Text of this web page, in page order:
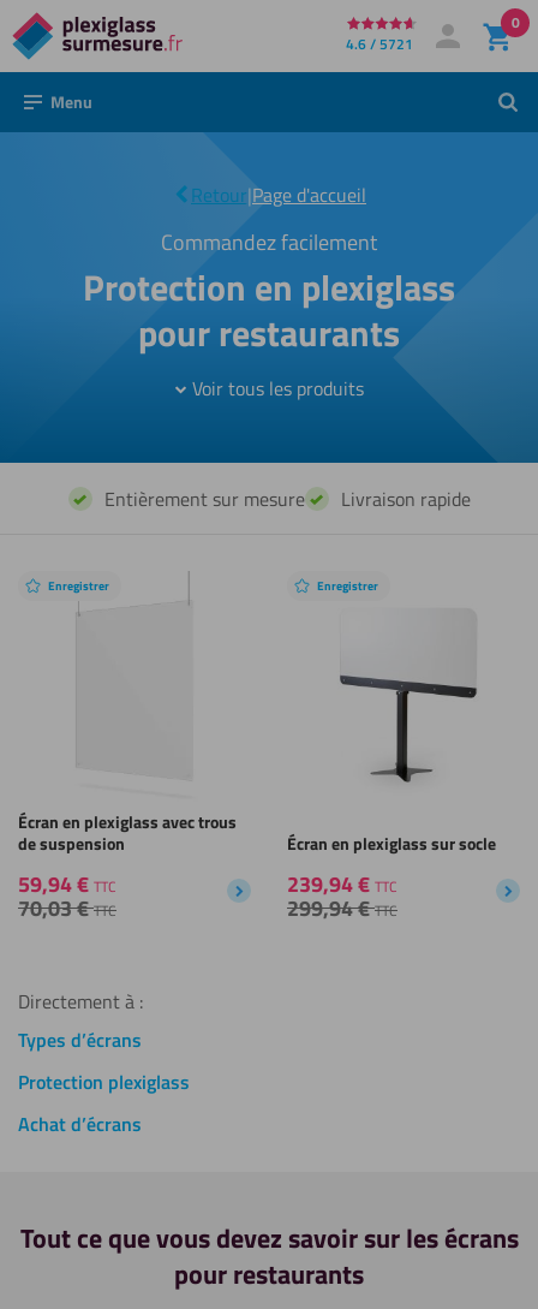
Directement
au
contenu
4.6 / 5721 Mon compte
Se connecter
0
Menu
Retour|Page d'accueil
|plexiglass
restaurant
Protection en plexiglass
pour restaurants
Commandez facilement
Voir tous les produits
Entièrement sur mesure Livraison rapide
Enregistrer
Écran en plexiglass avec trous
de suspension
59,94€ TTC
70,03€ TTC
Enregistrer
Écran en plexiglass sur socle
239,94€ TTC
299,94€ TTC
Directement à :
Types d’écrans
Protection plexiglass
Achat d’écrans
Tout ce que vous devez savoir sur les écrans
pour restaurants